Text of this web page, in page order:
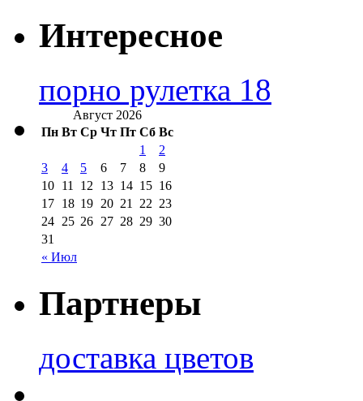
Интересное
порно рулетка 18
Август 2026
Пн Вт Ср Чт Пт Сб Вс
« Июл
1
2
3
4 5 6 7 8
9
10 11 12 13 14 15 16
17 18 19 20 21 22 23
24 25 26 27 28 29 30
31
Партнеры
доставка цветов